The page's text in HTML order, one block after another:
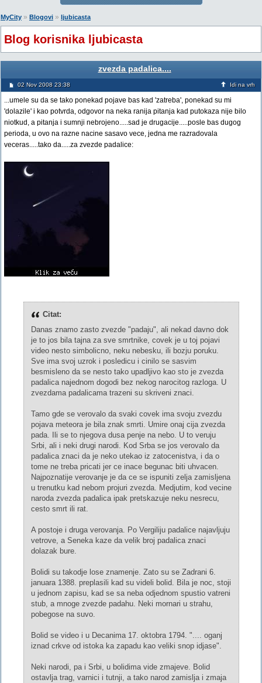
MyCity » Blogovi » ljubicasta
Blog korisnika ljubicasta
zvezda padalica....
02 Nov 2008 23:38 Idi na vrh
...umele su da se tako ponekad pojave bas kad 'zatreba', ponekad su mi
'dolazile' i kao potvrda, odgovor na neka ranija pitanja kad putokaza nije bilo
niotkud, a pitanja i sumnji nebrojeno.....sad je drugacije.....posle bas dugog
perioda, u ovo na razne nacine sasavo vece, jedna me razradovala
veceras.....tako da.....za zvezde padalice:
Citat:
Danas znamo zasto zvezde "padaju", ali nekad davno dok
je to jos bila tajna za sve smrtnike, covek je u toj pojavi
video nesto simbolicno, neku nebesku, ili bozju poruku.
Sve ima svoj uzrok i posledicu i cinilo se sasvim
besmisleno da se nesto tako upadljivo kao sto je zvezda
padalica najednom dogodi bez nekog narocitog razloga. U
zvezdama padalicama trazeni su skriveni znaci.
Tamo gde se verovalo da svaki covek ima svoju zvezdu
pojava meteora je bila znak smrti. Umire onaj cija zvezda
pada. Ili se to njegova dusa penje na nebo. U to veruju
Srbi, ali i neki drugi narodi. Kod Srba se jos verovalo da
padalica znaci da je neko utekao iz zatocenistva, i da o
tome ne treba pricati jer ce inace begunac biti uhvacen.
Najpoznatije verovanje je da ce se ispuniti zelja zamisljena
u trenutku kad nebom projuri zvezda. Medjutim, kod vecine
naroda zvezda padalica ipak pretskazuje neku nesrecu,
cesto smrt ili rat.
A postoje i druga verovanja. Po Vergiliju padalice najavljuju
vetrove, a Seneka kaze da velik broj padalica znaci
dolazak bure.
Bolidi su takodje lose znamenje. Zato su se Zadrani 6.
januara 1388. preplasili kad su videli bolid. Bila je noc, stoji
u jednom zapisu, kad se sa neba odjednom spustio vatreni
stub, a mnoge zvezde padahu. Neki mornari u strahu,
pobegose na suvo.
Bolid se video i u Decanima 17. oktobra 1794. ".... oganj
iznad crkve od istoka ka zapadu kao veliki snop idjase".
Neki narodi, pa i Srbi, u bolidima vide zmajeve. Bolid
ostavlja trag, varnici i tutnji, a tako narod zamislja i zmaja